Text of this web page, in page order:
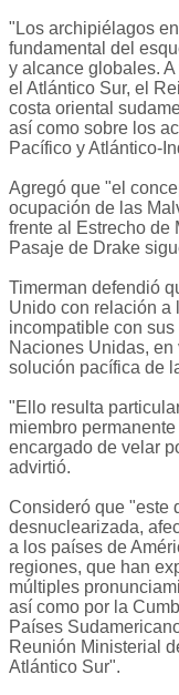
"Los archipiélagos
fundamental del
y alcance globales.
el Atlántico Sur, el
costa oriental
así como sobre los
Pacífico y Atlántico-
Agregó que "el
ocupación de las
frente al Estrecho de
Pasaje de Drake
Timerman defendió
Unido con relación a
incompatible con
Naciones Unidas,
solución pacífica de
"Ello resulta
miembro
encargado de velar
advirtió.
Consideró que "este
desnuclearizada,
a los países de
regiones, que han
múltiples
así como por la
Países
Reunión Ministerial
Atlántico Sur".